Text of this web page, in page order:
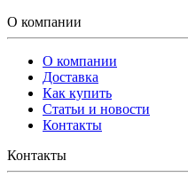
О компании
О компании
Доставка
Как купить
Статьи и новости
Контакты
Контакты